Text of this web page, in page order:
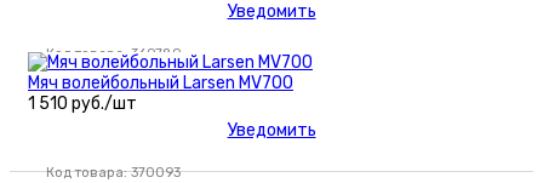
Уведомить
Код товара: 369789
Мяч волейбольный Larsen MV700
1 510 руб./шт
Уведомить
Код товара: 370093